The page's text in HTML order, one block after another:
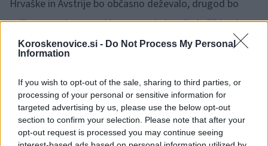
Koroskenovice.si - Do Not Process My Personal
Information
If you wish to opt-out of the sale, sharing to third parties, or
processing of your personal or sensitive information for
targeted advertising by us, please use the below opt-out
section to confirm your selection. Please note that after your
opt-out request is processed you may continue seeing
Hrvaške in Avstrije bo občasno deževalo, drugod bo
večinoma suho. V Istri in Kvarnerju bo pihala šibka do
zmerna burja.
Biovreme
V sredo čez dan se bo obremenitev zaradi vremena
postopno nekoliko okrepila, moteno bo spanje